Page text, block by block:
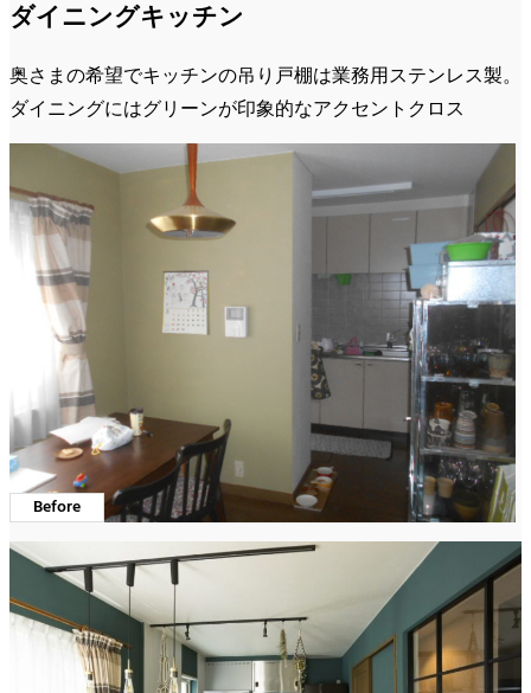
ダイニングキッチン
奥さまの希望でキッチンの吊り戸棚は業務用ステンレス製。
ダイニングにはグリーンが印象的なアクセントクロス
Before